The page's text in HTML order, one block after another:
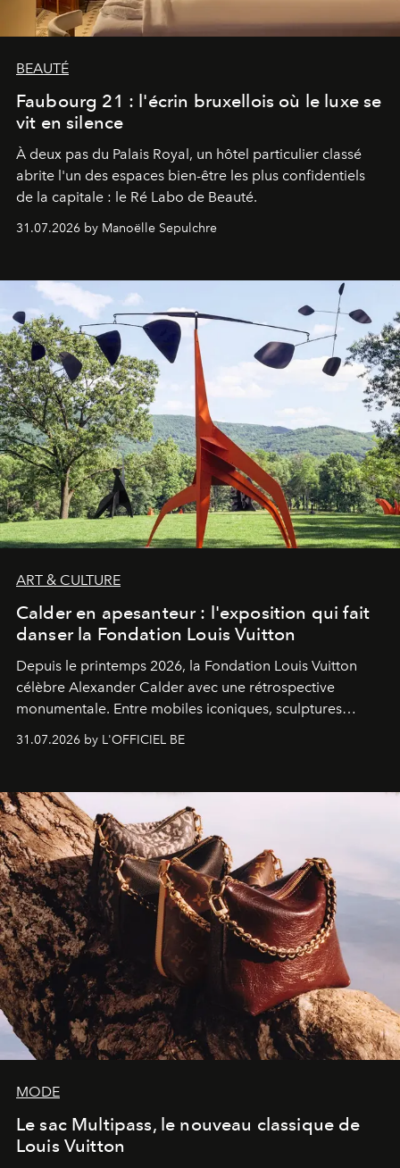
BEAUTÉ
Faubourg 21 : l'écrin bruxellois où le luxe se
vit en silence
À deux pas du Palais Royal, un hôtel particulier classé
abrite l'un des espaces bien-être les plus confidentiels
de la capitale : le Ré Labo de Beauté.
31.07.2026 by Manoëlle Sepulchre
ART & CULTURE
Calder en apesanteur : l'exposition qui fait
danser la Fondation Louis Vuitton
Depuis le printemps 2026, la Fondation Louis Vuitton
célèbre Alexander Calder avec une rétrospective
monumentale. Entre mobiles iconiques, sculptures
monumentales et poésie du mouvement, l'artiste
américain investit les espaces imaginés par Frank Gehry
sculpture.
31.07.2026 by L'OFFICIEL BE
MODE
Le sac Multipass, le nouveau classique de
Louis Vuitton